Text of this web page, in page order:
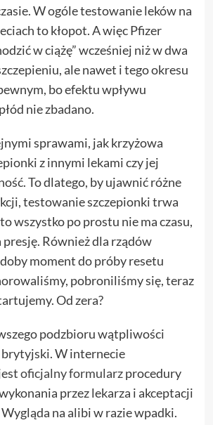
W ogóle testowanie leków na
to kłopot. A więc Pfizer
w ciążę” wcześniej niż w dwa
ale nawet i tego okresu
bo efektu wpływu
nie zbadano.
sprawami, jak krzyżowa
z innymi lekami czy jej
To dlatego, by ujawnić różne
testowanie szczepionki trwa
wszystko po prostu nie ma czasu,
Również dla rządów
moment do próby resetu
pobroniliśmy się, teraz
Od zera?
podzbioru wątpliwości
brytyjski. W internecie
oficjalny formularzprocedury
przez lekarza i akceptacji
na alibi w razie wpadki.